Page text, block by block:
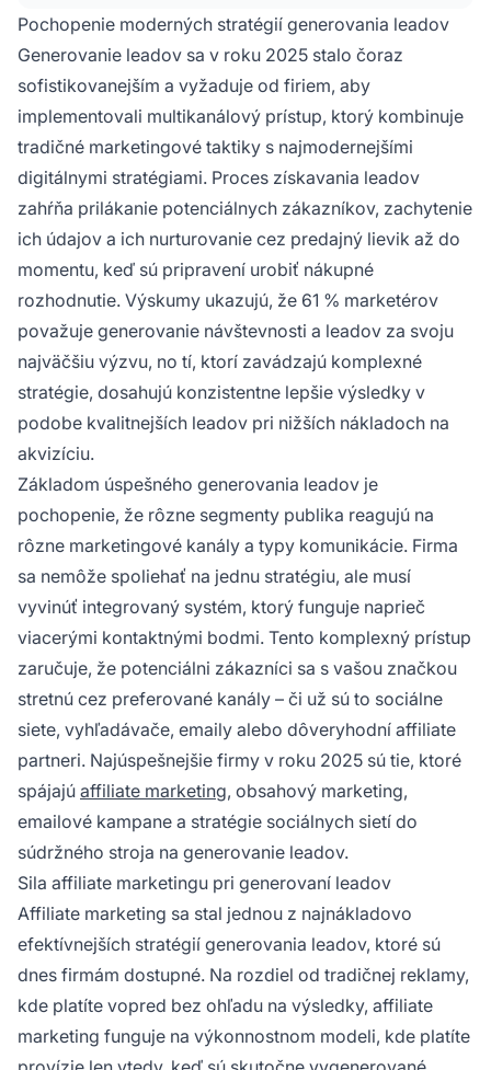
zavádzanie týchto stratégií v kombinácii so
správnou kvalifikáciou a nurturovaním leadov
vytvára udržateľný systém generovania leadov,
ktorý podporuje rast firmy.
Pochopenie moderných stratégií generovania leadov
Generovanie leadov sa v roku 2025 stalo čoraz
sofistikovanejším a vyžaduje od firiem, aby
implementovali multikanálový prístup, ktorý kombinuje
tradičné marketingové taktiky s najmodernejšími
digitálnymi stratégiami. Proces získavania leadov
zahŕňa prilákanie potenciálnych zákazníkov, zachytenie
ich údajov a ich nurturovanie cez predajný lievik až do
momentu, keď sú pripravení urobiť nákupné
rozhodnutie. Výskumy ukazujú, že 61 % marketérov
považuje generovanie návštevnosti a leadov za svoju
najväčšiu výzvu, no tí, ktorí zavádzajú komplexné
stratégie, dosahujú konzistentne lepšie výsledky v
podobe kvalitnejších leadov pri nižších nákladoch na
akvizíciu.
Základom úspešného generovania leadov je
pochopenie, že rôzne segmenty publika reagujú na
rôzne marketingové kanály a typy komunikácie. Firma
sa nemôže spoliehať na jednu stratégiu, ale musí
vyvinúť integrovaný systém, ktorý funguje naprieč
viacerými kontaktnými bodmi. Tento komplexný prístup
zaručuje, že potenciálni zákazníci sa s vašou značkou
stretnú cez preferované kanály – či už sú to sociálne
siete, vyhľadávače, emaily alebo dôveryhodní affiliate
partneri. Najúspešnejšie firmy v roku 2025 sú tie, ktoré
spájajú affiliate marketing, obsahový marketing,
emailové kampane a stratégie sociálnych sietí do
súdržného stroja na generovanie leadov.
Sila affiliate marketingu pri generovaní leadov
Affiliate marketing sa stal jednou z najnákladovo
efektívnejších stratégií generovania leadov, ktoré sú
dnes firmám dostupné. Na rozdiel od tradičnej reklamy,
kde platíte vopred bez ohľadu na výsledky, affiliate
marketing funguje na výkonnostnom modeli, kde platíte